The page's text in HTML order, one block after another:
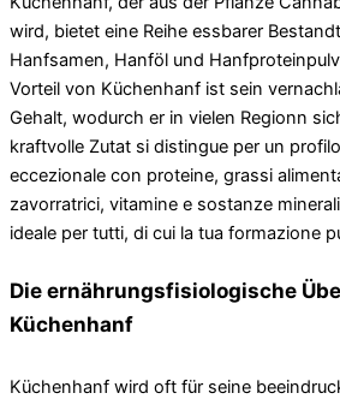
wird, bietet eine Reihe essbarer
Hanfsamen, Hanföl und
Vorteil von Küchenhanf ist sein
Gehalt, wodurch er in vielen Regionn
kraftvolle Zutat si distingue per un
eccezionale con proteine, grassi
zavorratrici, vitamine e sostanze
ideale per tutti, di cui la tua formazione
Die ernährungsfisiologische
Küchenhanf
Küchenhanf wird oft für seine